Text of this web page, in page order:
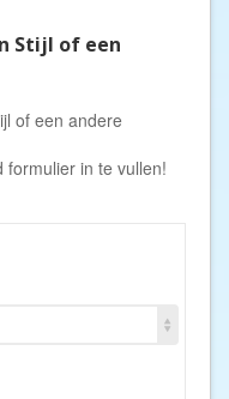
Stijl of een
of een andere
formulier in te vullen!